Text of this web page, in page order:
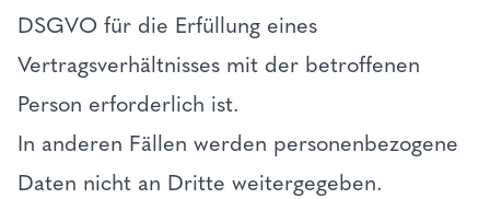
DSGVO für die Erfüllung eines
Vertragsverhältnisses mit der betroffenen
Person erforderlich ist.
In anderen Fällen werden personenbezogene
Daten nicht an Dritte weitergegeben.